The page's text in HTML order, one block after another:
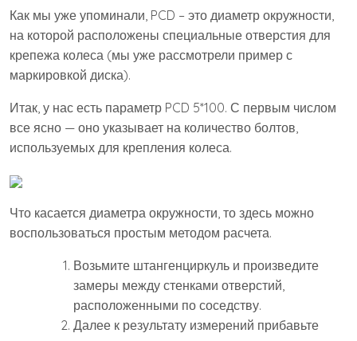
Как мы уже упоминали, PCD – это диаметр окружности,
на которой расположены специальные отверстия для
крепежа колеса (мы уже рассмотрели пример с
маркировкой диска).
Итак, у нас есть параметр PCD 5*100. С первым числом
все ясно — оно указывает на количество болтов,
используемых для крепления колеса.
Что касается диаметра окружности, то здесь можно
воспользоваться простым методом расчета.
Возьмите штангенциркуль и произведите
замеры между стенками отверстий,
расположенными по соседству.
Далее к результату измерений прибавьте